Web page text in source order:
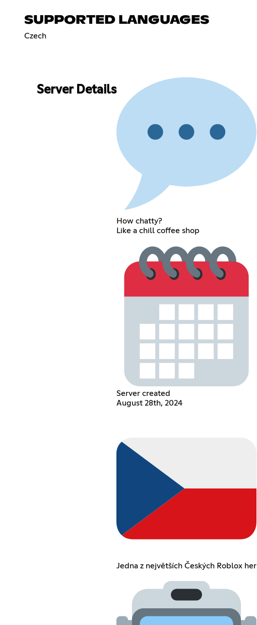
SUPPORTED LANGUAGES
Czech
Server Details
How chatty?
Like a chill coffee shop
Server created
August 28th, 2024
Jedna z největších Českých Roblox her